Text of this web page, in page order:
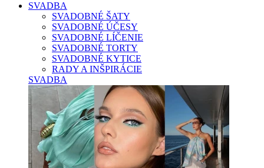
SVADBA
SVADOBNÉ ŠATY
SVADOBNÉ ÚČESY
SVADOBNÉ LÍČENIE
SVADOBNÉ TORTY
SVADOBNÉ KYTICE
RADY A INŠPIRÁCIE
SVADBA